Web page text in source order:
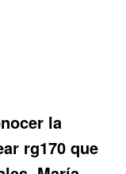
la
rg170 que